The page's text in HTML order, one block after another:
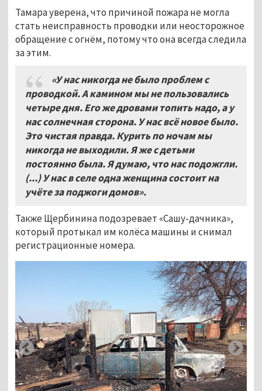
Тамара уверена, что причиной пожара не могла
стать неисправность проводки или неосторожное
обращение с огнём, потому что она всегда следила
за этим.
«У нас никогда не было проблем с
проводкой. А камином мы не пользовались
четыре дня. Его же дровами топить надо, а у
нас солнечная сторона. У нас всё новое было.
Это чистая правда. Курить по ночам мы
никогда не выходили. Я же с детьми
постоянно была. Я думаю, что нас подожгли.
(...) У нас в селе одна женщина состоит на
учёте за поджоги домов».
Также Щербинина подозревает «Сашу-дачника»,
который протыкал им колёса машины и снимал
регистрационные номера.